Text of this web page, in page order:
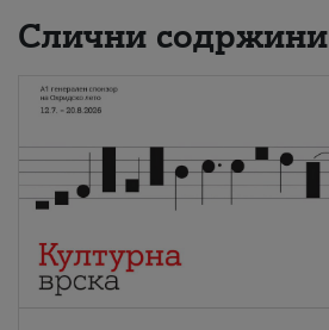
Слични содржини